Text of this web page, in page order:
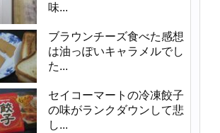
味...
ブラウンチーズ食べた感想
は油っぽいキャラメルでし
た...
セイコーマートの冷凍餃子
の味がランクダウンして悲
し...